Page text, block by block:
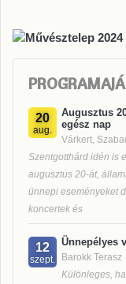
20
aug.
Augusztus
egész nap
Várkert,
Szentgotthárd idén is
augusztus 20-át,
ünnepi eseményeket
koncertek és
12
szept.
Ünnepélyes
Barokk Terasz
Különleges,